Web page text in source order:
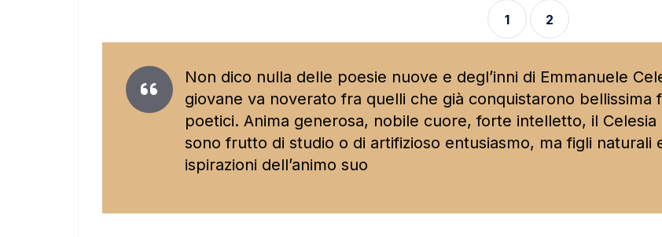
1 2
Non dico nulla delle poesie nuove e degl’inni di Emmanuele
giovane va noverato fra quelli che già conquistarono bellissima
poetici. Anima generosa, nobile cuore, forte intelletto, il
sono frutto di studio o di artifizioso entusiasmo, ma figli naturali
ispirazioni dell’animo suo